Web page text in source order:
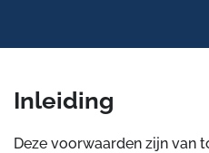
Inleiding
Deze voorwaarden zijn van